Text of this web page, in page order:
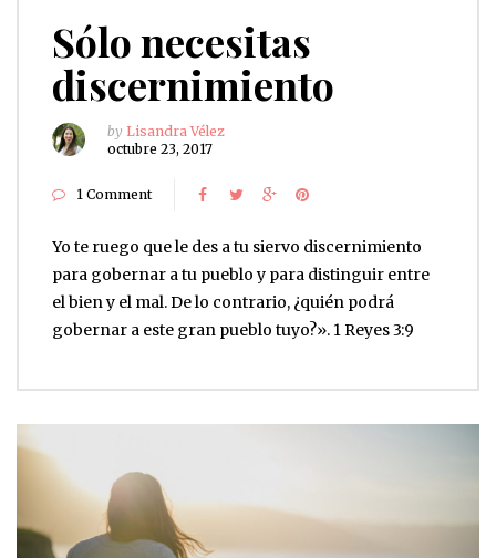
Sólo necesitas
discernimiento
by Lisandra Vélez
octubre 23, 2017
1 Comment
Yo te ruego que le des a tu siervo discernimiento
para gobernar a tu pueblo y para distinguir entre
el bien y el mal. De lo contrario, ¿quién podrá
gobernar a este gran pueblo tuyo?». 1 Reyes 3:9